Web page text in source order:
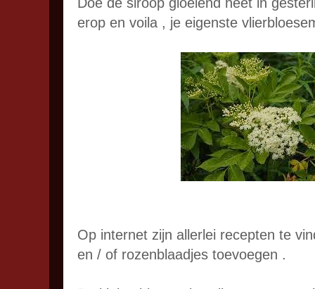
erop en voila , je eigenste
Op internet zijn allerlei recepten te
en / of rozenblaadjes toevoegen .